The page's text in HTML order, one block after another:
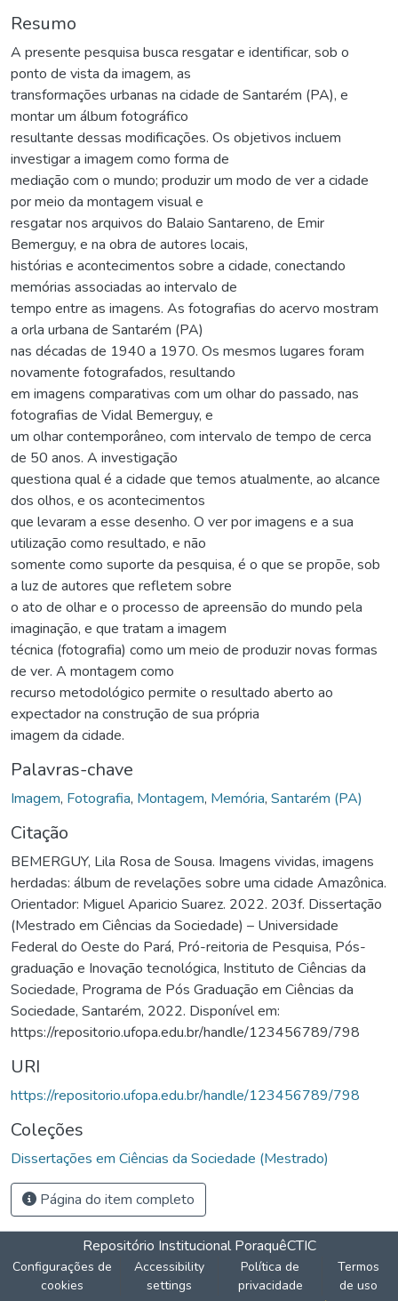
Resumo
A presente pesquisa busca resgatar e identificar, sob o
ponto de vista da imagem, as
transformações urbanas na cidade de Santarém (PA), e
montar um álbum fotográfico
resultante dessas modificações. Os objetivos incluem
investigar a imagem como forma de
mediação com o mundo; produzir um modo de ver a cidade
por meio da montagem visual e
resgatar nos arquivos do Balaio Santareno, de Emir
Bemerguy, e na obra de autores locais,
histórias e acontecimentos sobre a cidade, conectando
memórias associadas ao intervalo de
tempo entre as imagens. As fotografias do acervo mostram
a orla urbana de Santarém (PA)
nas décadas de 1940 a 1970. Os mesmos lugares foram
novamente fotografados, resultando
em imagens comparativas com um olhar do passado, nas
fotografias de Vidal Bemerguy, e
um olhar contemporâneo, com intervalo de tempo de cerca
de 50 anos. A investigação
questiona qual é a cidade que temos atualmente, ao alcance
dos olhos, e os acontecimentos
que levaram a esse desenho. O ver por imagens e a sua
utilização como resultado, e não
somente como suporte da pesquisa, é o que se propõe, sob
a luz de autores que refletem sobre
o ato de olhar e o processo de apreensão do mundo pela
imaginação, e que tratam a imagem
técnica (fotografia) como um meio de produzir novas formas
de ver. A montagem como
recurso metodológico permite o resultado aberto ao
expectador na construção de sua própria
imagem da cidade.
Palavras-chave
Imagem, Fotografia, Montagem, Memória, Santarém (PA)
Citação
BEMERGUY, Lila Rosa de Sousa. Imagens vividas, imagens
herdadas: álbum de revelações sobre uma cidade Amazônica.
Orientador: Miguel Aparicio Suarez. 2022. 203f. Dissertação
(Mestrado em Ciências da Sociedade) – Universidade
Federal do Oeste do Pará, Pró-reitoria de Pesquisa, Pós-
graduação e Inovação tecnológica, Instituto de Ciências da
Sociedade, Programa de Pós Graduação em Ciências da
Sociedade, Santarém, 2022. Disponível em:
https://repositorio.ufopa.edu.br/handle/123456789/798
URI
https://repositorio.ufopa.edu.br/handle/123456789/798
Coleções
Dissertações em Ciências da Sociedade (Mestrado)
Página do item completo
Repositório Institucional PoraquêCTIC
Configurações de
cookies
Accessibility
settings
Política de
privacidade
Termos
de uso